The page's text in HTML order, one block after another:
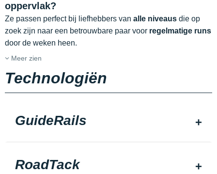
oppervlak?
Ze passen perfect bij liefhebbers van alle niveaus die op
zoek zijn naar een betrouwbare paar voor regelmatige runs
door de weken heen.
Meer zien
Technologiën
GuideRails
RoadTack